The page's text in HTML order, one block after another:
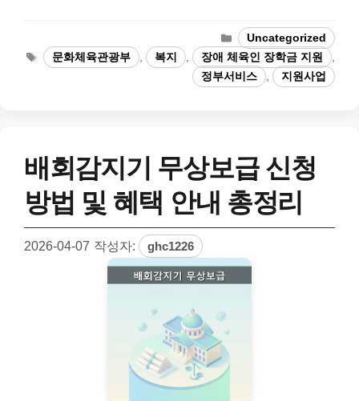
카
테
고
리
Uncategorized
태
그
문화체육관광부 , 복지 , 장애 체육인 장학금 지원
,
정부서비스
, 지원사업
배회감지기 무상보급 신청
방법 및 혜택 안내 총정리
2026-04-07 작성자: ghc1226